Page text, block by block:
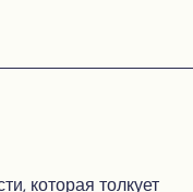
которая толкует